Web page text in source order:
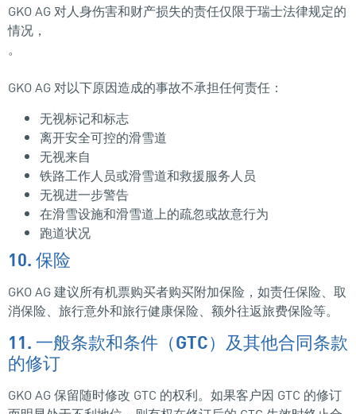
GKO AG 对人身伤害和财产损失的责任仅限于瑞士法律规定的
情况，
。
GKO AG 对以下原因造成的事故不承担任何责任：
无视标记和标志
离开安全可控的滑雪道
无视来自
铁路工作人员或滑雪道和救援服务人员
无视进一步警告
在滑雪设施和滑雪道上的疏忽或故意行为
跑道状况
10. 保险
GKO AG 建议所有机票购买者购买附加保险，如责任保险、取
消保险、旅行意外和旅行健康保险、额外往返旅费保险等。
11. 一般条款和条件（GTC）及其他合同条款
的修订
GKO AG 保留随时修改 GTC 的权利。如果客户因 GTC 的修订